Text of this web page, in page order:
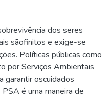
dos seres
sãofinitos e exige-se
Políticas públicas como
por Serviços Ambientais
garantir oscuidados
é uma maneira de